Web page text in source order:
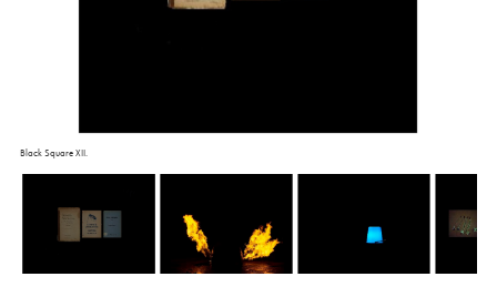
Black Square XII.